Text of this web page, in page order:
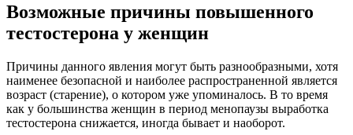
Возможные причины повышенного
тестостерона у женщин
Причины данного явления могут быть разнообразными, хотя
наименее безопасной и наиболее распространенной является
возраст (старение), о котором уже упоминалось. В то время
как у большинства женщин в период менопаузы выработка
тестостерона снижается, иногда бывает и наоборот.